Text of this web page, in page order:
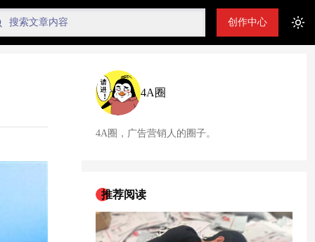
创作中心
4A圈
4A圈，广告营销人的圈子。
推荐阅读